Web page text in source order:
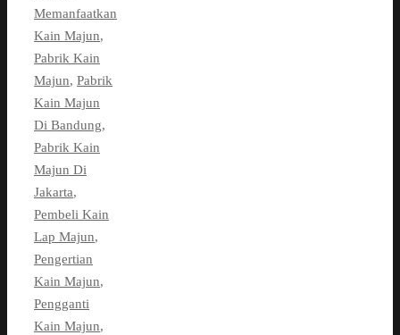
Memanfaatkan
Kain Majun,
Pabrik Kain
Majun, Pabrik
Kain Majun
Di Bandung,
Pabrik Kain
Majun Di
Jakarta,
Pembeli Kain
Lap Majun,
Pengertian
Kain Majun,
Pengganti
Kain Majun,